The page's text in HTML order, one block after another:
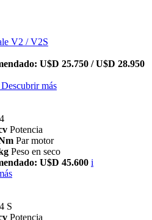
V2 / V2S
U$D 25.750 / U$D 28.950
Descubrir más
Potencia
Par motor
Peso en seco
U$D 45.600 i
S
Potencia